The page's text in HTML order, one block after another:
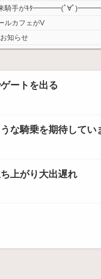
望来騎手がｷﾀ━━━━(ﾟ∀ﾟ
ルカフェがV
知らせ
ートを出る
な騎乗を期待してい
上がり大出遅れ